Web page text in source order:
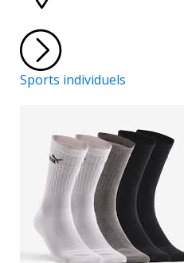
Sports individuels